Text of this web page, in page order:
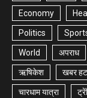
Economy
Politics
World अपराध
ऋषिकेश खबर
चारधाम यात्रा